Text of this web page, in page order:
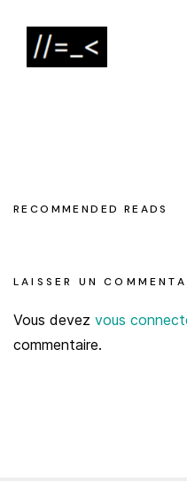
RECOMMENDED READS
LAISSER UN
Vous devez vous
commentaire.